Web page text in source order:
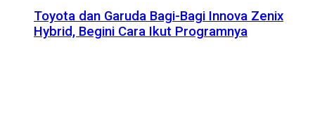
Toyota dan Garuda Bagi-Bagi Innova Zenix
Hybrid, Begini Cara Ikut Programnya